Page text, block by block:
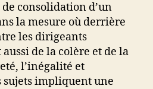
consolidation d’un
la mesure où derrière
les dirigeants
de la colère et de la
l’inégalité et
sujets impliquent une